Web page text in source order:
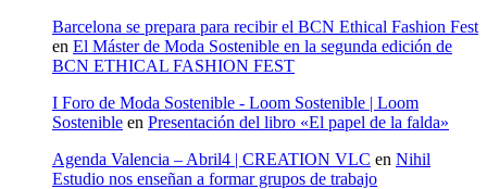
Barcelona se prepara para recibir el BCN Ethical Fashion Fest
en El Máster de Moda Sostenible en la segunda edición de
BCN ETHICAL FASHION FEST
I Foro de Moda Sostenible - Loom Sostenible | Loom
Sostenible en Presentación del libro «El papel de la falda»
Agenda Valencia – Abril4 | CREATION VLC en Nihil
Estudio nos enseñan a formar grupos de trabajo